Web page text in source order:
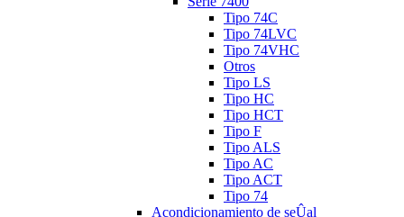
Tipo 74C
Tipo 74LVC
Tipo 74VHC
Otros
Tipo LS
Tipo HC
Tipo HCT
Tipo F
Tipo ALS
Tipo AC
Tipo ACT
Tipo 74
Acondicionamiento de seÛal